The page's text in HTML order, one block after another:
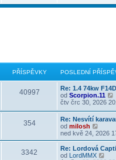
PŘÍSPĚVKY POSLEDNÍ
40997
Re: 1.4 74kw
od Scorpion.11
i
t
čtv črc 30, 2026
354
Re: Nesvítí
od milosh
o
b
r
a
ned kvě 24, 2026
3342
Re: Lordová
od LordMMX